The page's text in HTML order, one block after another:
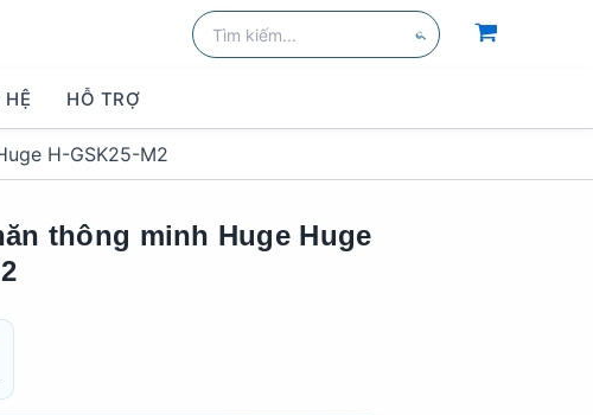
Tìm
kiếm:
HỆ HỖ TRỢ
H-GSK25-M2
thông minh Huge Huge